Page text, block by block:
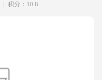
积分：10.8